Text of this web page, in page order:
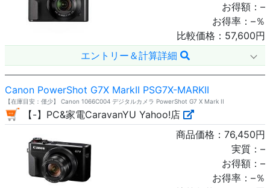
お得額： –
お得率： –％
比較価格： 57,600円
エントリー＆計算詳細
Canon PowerShot G7X MarkII PSG7X-MARKII
【在庫目安：僅少】 Canon 1066C004 デジタルカメラ PowerShot G7 X Mark II
【-】PC&家電CaravanYU Yahoo!店
商品価格： 76,450円
実質： –
お得額： –
お得率： –％